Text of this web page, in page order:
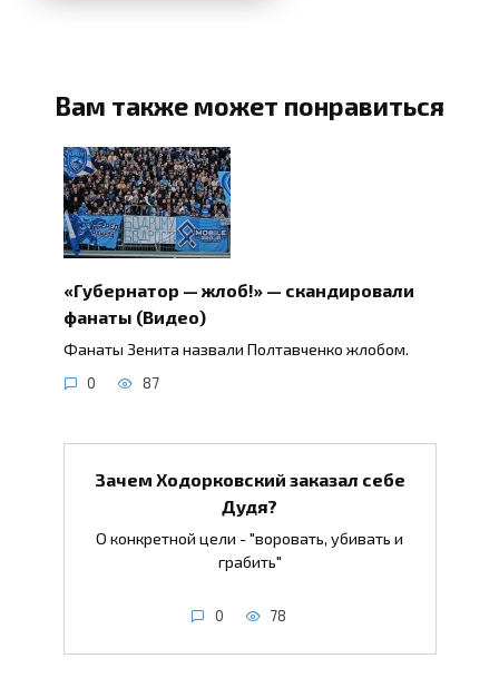
Вам также может понравиться
«Губернатор — жлоб!» — скандировали
фанаты (Видео)
Фанаты Зенита назвали Полтавченко жлобом.
0 87
Зачем Ходорковский заказал себе
Дудя?
О конкретной цели - "воровать, убивать и
грабить"
0 78